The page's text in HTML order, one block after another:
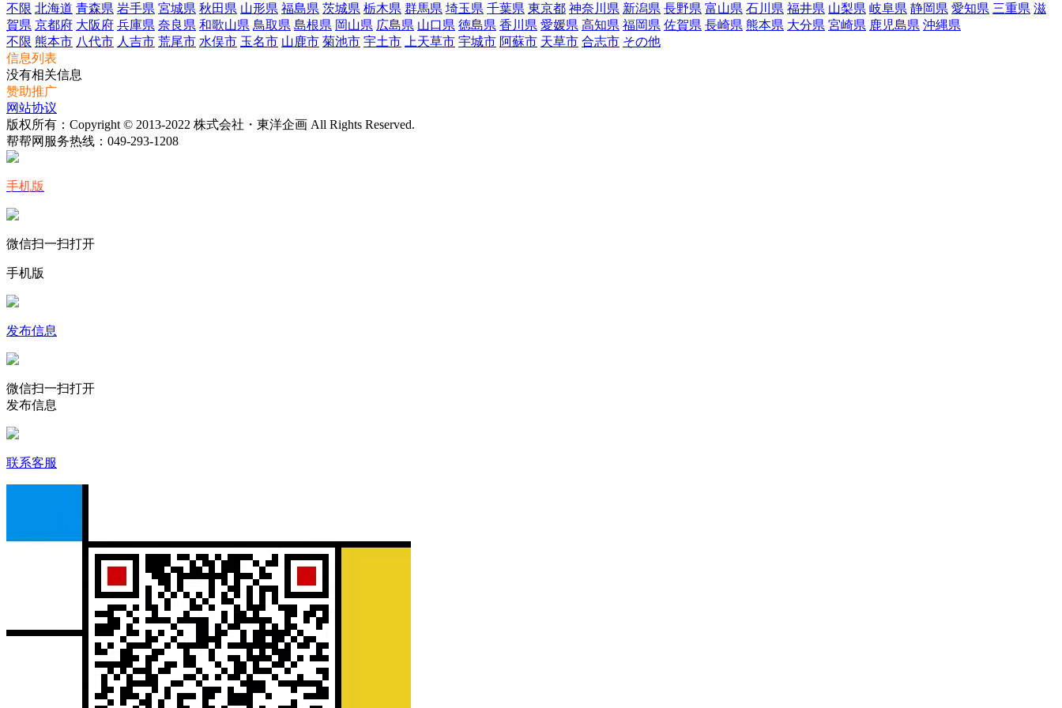
不限 北海道 青森県 岩手県 宮城県 秋田県 山形県 福島県 茨城県 栃木県 群馬県 埼玉県 千葉県 東京都 神奈川県 新潟県 長野県 富山県 石川県 福井県 山梨県 岐阜県 静岡県 愛知県 三重県 滋
賀県 京都府 大阪府 兵庫県 奈良県 和歌山県 鳥取県 島根県 岡山県 広島県 山口県 徳島県 香川県 愛媛県 高知県 福岡県 佐賀県 長崎県 熊本県 大分県 宮崎県 鹿児島県 沖縄県
不限 熊本市 八代市 人吉市 荒尾市 水俣市 玉名市 山鹿市 菊池市 宇土市 上天草市 宇城市 阿蘇市 天草市 合志市 その他
信息列表
没有相关信息
赞助推广
网站协议
版权所有：Copyright © 2013-2022 株式会社・東洋企画 All Rights Reserved.
帮帮网服务热线： 049-293-1208
手机版
微信扫一扫打开
手机版
发布信息
微信扫一扫打开
发布信息
联系客服